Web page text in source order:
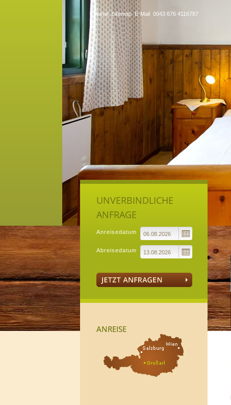
Home Sitemap E-Mail 0043 676 4116787
UNVERBINDLICHE
ANFRAGE
Anreisedatum
Abreisedatum
ANREISE